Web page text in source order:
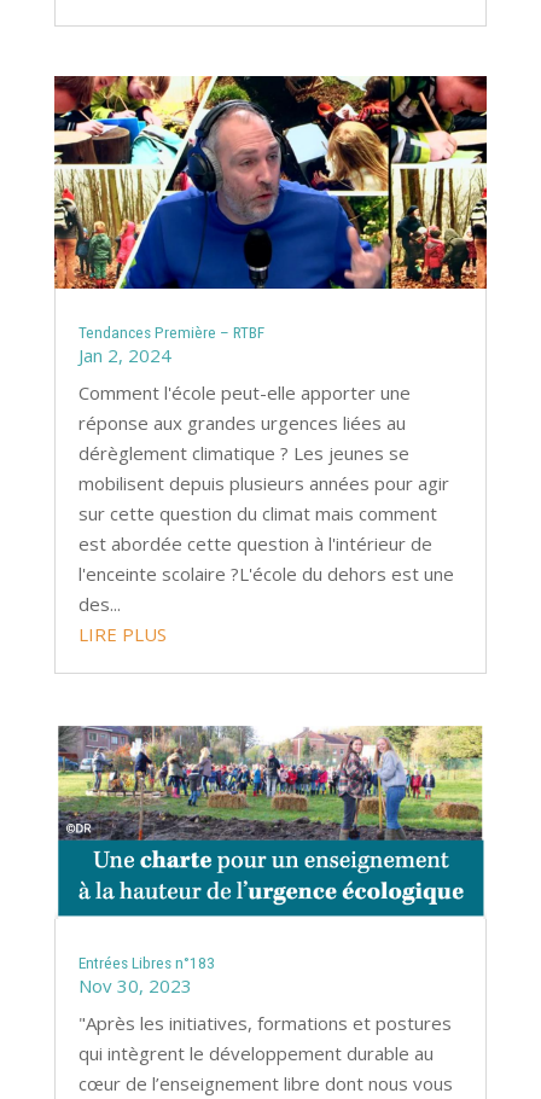
Tendances Première – RTBF
Jan 2, 2024
Comment l'école peut-elle apporter une
réponse aux grandes urgences liées au
dérèglement climatique ? Les jeunes se
mobilisent depuis plusieurs années pour agir
sur cette question du climat mais comment
est abordée cette question à l'intérieur de
l'enceinte scolaire ?L'école du dehors est une
des...
LIRE PLUS
Entrées Libres n°183
Nov 30, 2023
"Après les initiatives, formations et postures
qui intègrent le développement durable au
cœur de l’enseignement libre dont nous vous